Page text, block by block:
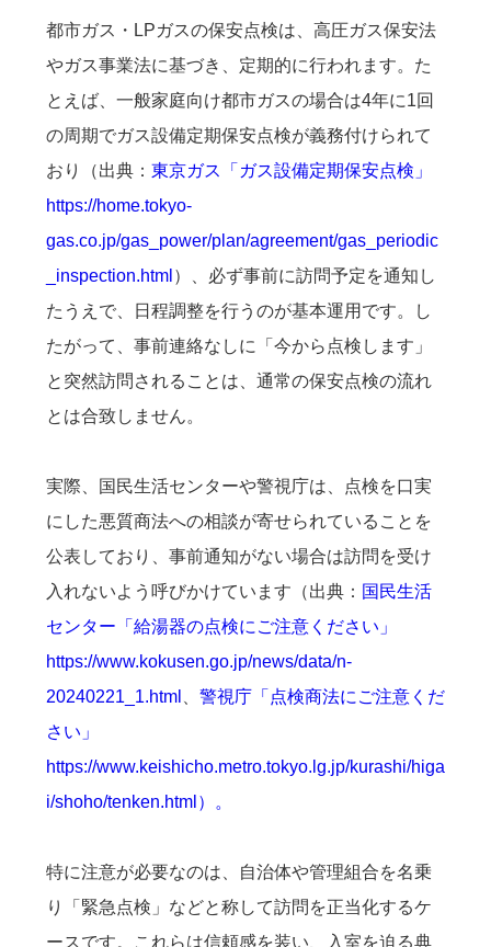
都市ガス・LPガスの保安点検は、高圧ガス保安法
やガス事業法に基づき、定期的に行われます。た
とえば、一般家庭向け都市ガスの場合は4年に1回
の周期でガス設備定期保安点検が義務付けられて
おり（出典： 東京ガス「ガス設備定期保安点検」
https://home.tokyo-
gas.co.jp/gas_power/plan/agreement/gas_periodic
_inspection.html ）、必ず事前に訪問予定を通知し
たうえで、日程調整を行うのが基本運用です。し
たがって、事前連絡なしに「今から点検します」
と突然訪問されることは、通常の保安点検の流れ
とは合致しません。
実際、国民生活センターや警視庁は、点検を口実
にした悪質商法への相談が寄せられていることを
公表しており、事前通知がない場合は訪問を受け
入れないよう呼びかけています（出典： 国民生活
センター「給湯器の点検にご注意ください」
https://www.kokusen.go.jp/news/data/n-
20240221_1.html
警視庁「点検商法にご注意くだ
さい」
https://www.keishicho.metro.tokyo.lg.jp/kurashi/higa
i/shoho/tenken.html）。
特に注意が必要なのは、自治体や管理組合を名乗
り「緊急点検」などと称して訪問を正当化するケ
ースです。これらは信頼感を装い、入室を迫る典